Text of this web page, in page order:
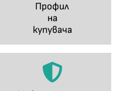
Профил
на
купувача